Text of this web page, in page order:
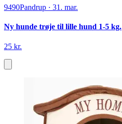
9490Pandrup · 31. mar.
Ny hunde trøje til lille hund 1-5 kg.
25 kr.